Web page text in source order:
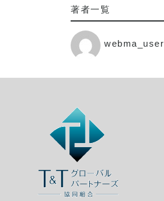
著者一覧
webma_user